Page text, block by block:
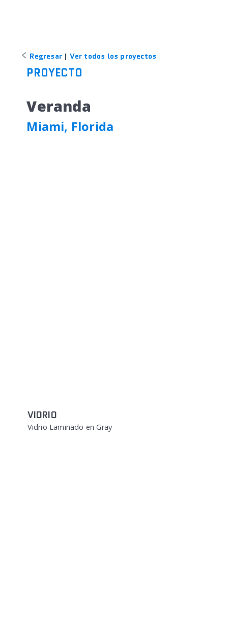
Regresar | Ver todos los proyectos
PROYECTO
Veranda
Miami, Florida
VIDRIO
Vidrio Laminado en Gray